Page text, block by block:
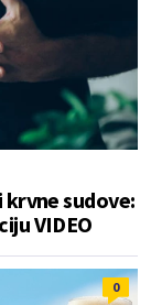
sudove:
VIDEO
0